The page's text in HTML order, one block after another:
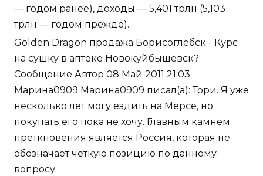
— годом ранее), доходы — 5,401 трлн (5,103
трлн — годом прежде).
Golden Dragon продажа Борисоглебск - Курс
на сушку в аптеке Новокуйбышевск?
Сообщение Автор 08 Май 2011 21:03
Марина0909 Марина0909 писал(а): Тори. Я уже
несколько лет могу ездить на Мерсе, но
покупать его пока не хочу. Главным камнем
преткновения является Россия, которая не
обозначает четкую позицию по данному
вопросу.